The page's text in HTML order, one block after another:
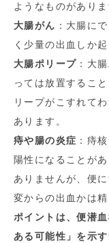
ようなものがありま
大腸がん ：大腸に
く少量の出血しか
大腸ポリープ ：大
っては放置するこ
リープがこすれて
あります。
痔や腸の炎症 ：痔
陽性になることが
ありませんが、便
変からの出血かは
ポイントは、便潜
ある可能性」を示